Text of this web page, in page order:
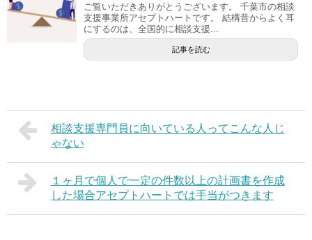
ご覧いただきありがとうございます。 千葉市の相談
支援事業所アセプトハートです。 結構昔からよく耳
にするのは、全国的に相談支援...
記事を読む
相談支援専門員に向いている人ってこんな人じ
ゃない
１ヶ月で個人で一定の件数以上の計画書を作成
した場合アセプトハートでは手当がつきます